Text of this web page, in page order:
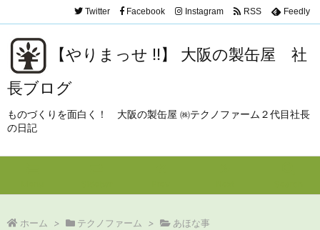
【やりまっせ !!】 大阪の製缶屋 社
長ブログ
ものづくりを面白く！ 大阪の製缶屋 ㈱テクノファーム２代目社長
の日記
Twitter Facebook Instagram RSS Feedly
ホーム > テクノファーム > あほな事